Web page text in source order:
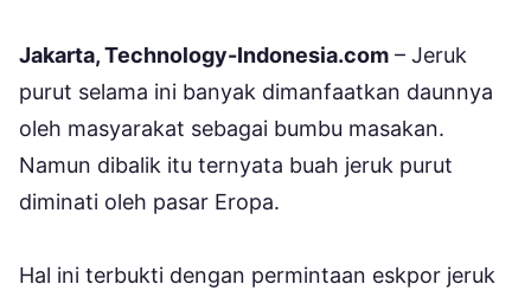
Jakarta, Technology-Indonesia.com – Jeruk
purut selama ini banyak dimanfaatkan daunnya
oleh masyarakat sebagai bumbu masakan.
Namun dibalik itu ternyata buah jeruk purut
diminati oleh pasar Eropa.
Hal ini terbukti dengan permintaan eskpor jeruk